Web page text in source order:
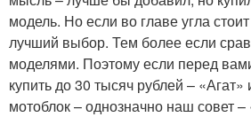
модель. Но если во главе угла
лучший выбор. Тем более если
моделями. Поэтому если перед
купить до 30 тысяч рублей –
мотоблок – однозначно наш совет –